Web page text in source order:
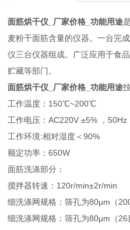
面筋烘干仪_厂家价格_功能用途
麦粉干面筋含量的仪器。一台完
仪三台仪器组成。广泛应用于食
贮藏等部门。
面筋烘干仪_厂家价格_功能用途
工作温度：150℃~200℃
工作电压：AC220V ±5% ，50Hz
工作环境:相对湿度＜90%
额定功率：650W
面筋洗涤部分：
搅拌器转速：120r/min±2r/min
细洗涤网规格：筛孔为80μm（
细洗涤网规格：筛孔为80μm（